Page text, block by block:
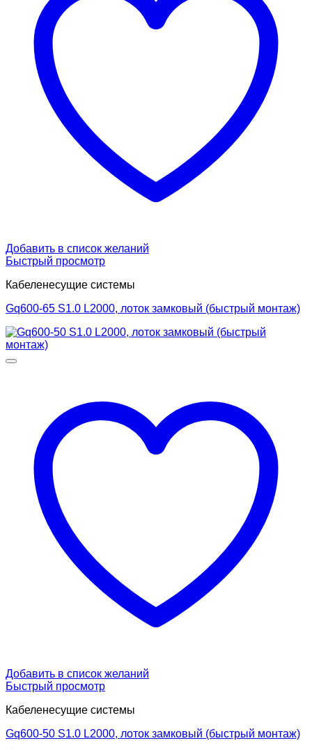
Добавить в список желаний
Быстрый просмотр
Кабеленесущие системы
Gq600-65 S1.0 L2000, лоток замковый (быстрый монтаж)
Добавить в список желаний
Быстрый просмотр
Кабеленесущие системы
Gq600-50 S1.0 L2000, лоток замковый (быстрый монтаж)